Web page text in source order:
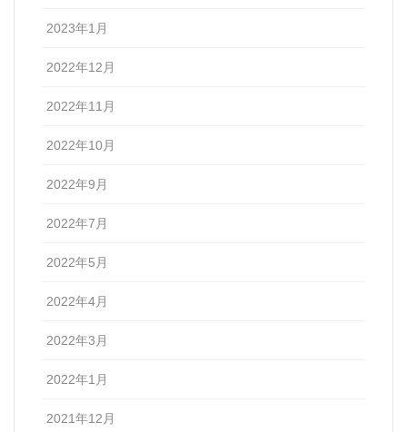
2023年1月
2022年12月
2022年11月
2022年10月
2022年9月
2022年7月
2022年5月
2022年4月
2022年3月
2022年1月
2021年12月